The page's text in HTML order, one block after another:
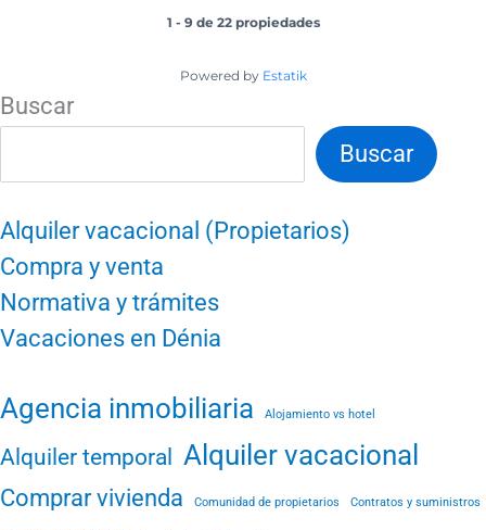
1 - 9 de 22 propiedades
Powered by Estatik
Buscar
Buscar
Alquiler vacacional (Propietarios)
Compra y venta
Normativa y trámites
Vacaciones en Dénia
Agencia inmobiliaria Alojamiento vs hotel
Alquiler temporal Alquiler vacacional
Comprar vivienda Comunidad de propietarios Contratos y suministros